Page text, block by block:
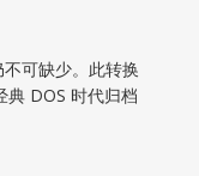
可缺少。此转换
典 DOS 时代归档